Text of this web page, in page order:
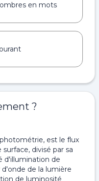
en mots
?
est le flux
divisé par sa
d'illumination de
de la lumière
de luminosité